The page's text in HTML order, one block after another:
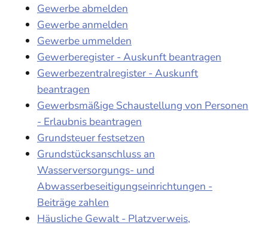
Gewerbe abmelden
Gewerbe anmelden
Gewerbe ummelden
Gewerberegister - Auskunft beantragen
Gewerbezentralregister - Auskunft
beantragen
Gewerbsmäßige Schaustellung von Personen
- Erlaubnis beantragen
Grundsteuer festsetzen
Grundstücksanschluss an
Wasserversorgungs- und
Abwasserbeseitigungseinrichtungen -
Beiträge zahlen
Häusliche Gewalt - Platzverweis,